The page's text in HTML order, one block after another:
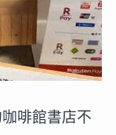
啡館書店不